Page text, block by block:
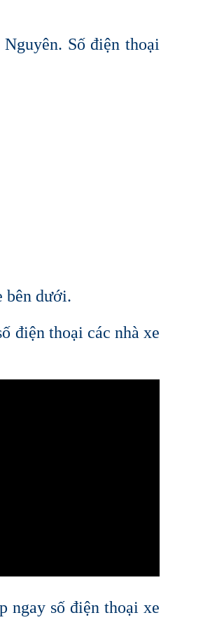
Số điện thoại
bên dưới.
điện thoại các nhà xe
ngay số điện thoại xe